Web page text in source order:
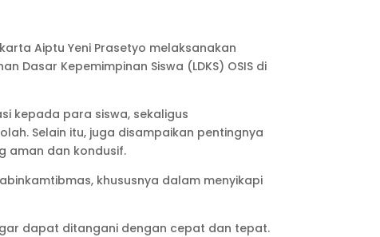
Aiptu Yeni Prasetyo melaksanakan
Kepemimpinan Siswa (LDKS) OSIS di
kepada para siswa, sekaligus
Selain itu, juga disampaikan pentingnya
aman dan kondusif.
khususnya dalam menyikapi
dapat ditangani dengan cepat dan tepat.